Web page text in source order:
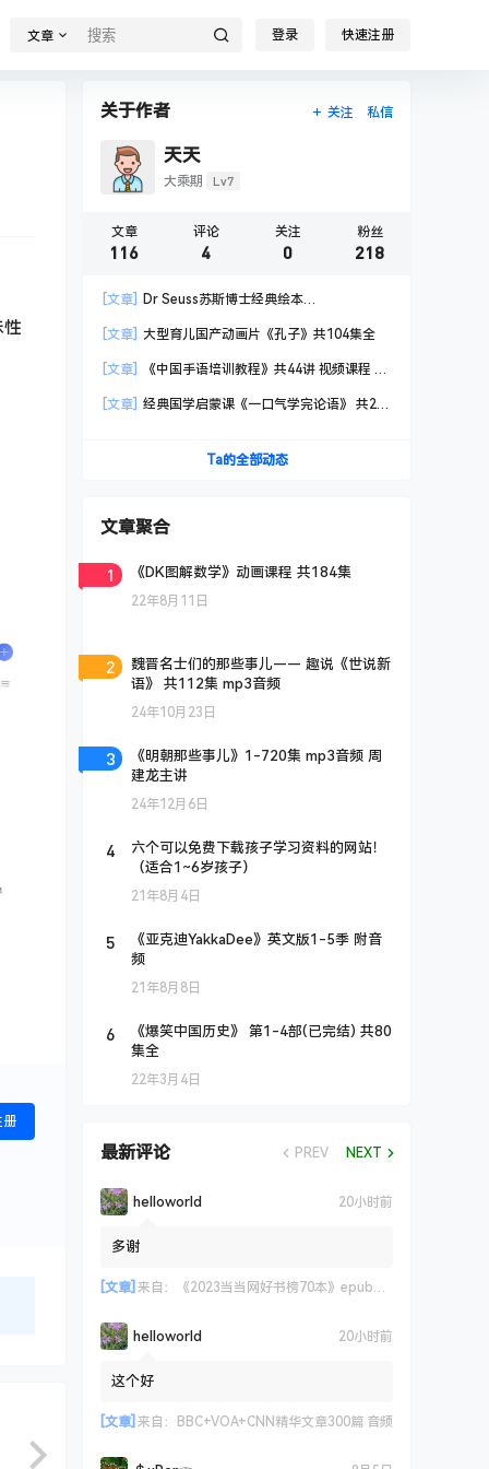
文章 登录 快速注册
册
关于作者 关注 私信
天天
大乘期 Lv7
文章
116
评论
4
关注
0
粉丝
218
[文章]
Dr Seuss苏斯博士经典绘本
[文章]
大型育儿国产动画片《孔子》共104集全
[文章]
《中国手语培训教程》共44讲 视频课程 国
[文章]
经典国学启蒙课《一口气学完论语》 共25
Ta的全部动态
文章聚合
1 《DK图解数学》动画课程 共184集
22年8月11日
2
魏晋名士们的那些事儿—— 趣说《世说新
语》 共112集 mp3音频
24年10月23日
3
《明朝那些事儿》1-720集 mp3音频 周
建龙主讲
24年12月6日
4
六个可以免费下载孩子学习资料的网站！
（适合1~6岁孩子）
21年8月4日
5
《亚克迪YakkaDee》英文版1-5季 附音
频
21年8月8日
6
《爆笑中国历史》 第1-4部(已完结) 共80
集全
22年3月4日
最新评论 PREV NEXT
helloworld 20小时前
多谢
[文章] 来自： 《2023当当网好书榜70本》epub+azw3+mobi格式
helloworld 20小时前
这个好
[文章] 来自： BBC+VOA+CNN精华文章300篇 音频